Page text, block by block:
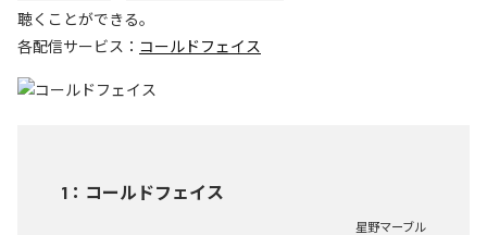
聴くことができる。
各配信サービス： コールドフェイス
1 ： コールドフェイス
星野マーブル